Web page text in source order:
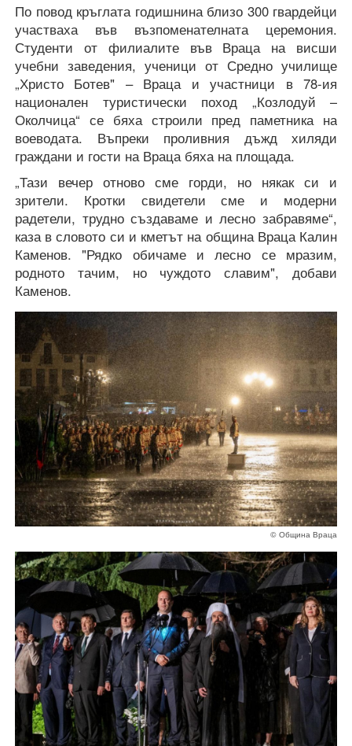
По повод кръглата годишнина близо 300 гвардейци
участваха във възпоменателната церемония.
Студенти от филиалите във Враца на висши
учебни заведения, ученици от Средно училище
„Христо Ботев" – Враца и участници в 78-ия
национален туристически поход „Козлодуй –
Околчица“ се бяха строили пред паметника на
воеводата. Въпреки проливния дъжд хиляди
граждани и гости на Враца бяха на площада.
„Тази вечер отново сме горди, но някак си и
зрители. Кротки свидетели сме и модерни
радетели, трудно създаваме и лесно забравяме“,
каза в словото си и кметът на община Враца Калин
Каменов. "Рядко обичаме и лесно се мразим,
родното тачим, но чуждото славим", добави
Каменов.
© Община Враца